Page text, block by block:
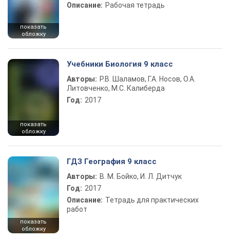
показать
обложку
Описание: Рабочая тетрадь
показать
обложку
Учебники Биология 9 класс
Авторы: Р.В. Шаламов, Г.А. Носов, О.А.
Литовченко, М.С. Калиберда
Год: 2017
показать
обложку
ГДЗ География 9 класс
Авторы: В. М. Бойко, И. Л. Дитчук
Год: 2017
Описание: Тетрадь для практических
работ